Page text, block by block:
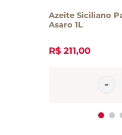
Azeite Siciliano
Asaro 1L
R$ 211,00